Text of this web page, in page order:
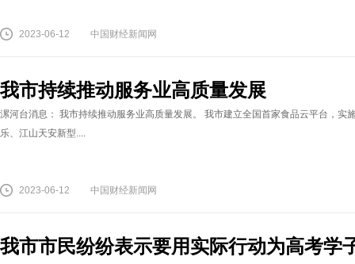
2023-06-12 中国财经新闻网
我市持续推动服务业高质量发展
漯河台消息： 我市持续推动服务业高质量发展。 我市建立全国首家食品云平台，实
乐、江山天安新型....
2023-06-12 中国财经新闻网
我市市民纷纷表示要用实际行动为高考学